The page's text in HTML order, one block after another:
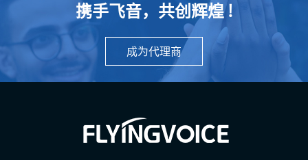
携手飞音，共创辉煌 !
成为代理商